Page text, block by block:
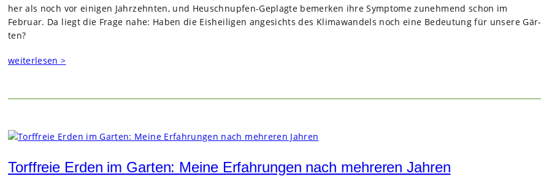
her als noch vor eini­gen Jahr­zehn­ten, und Heu­schnup­fen-Geplagte bemer­ken ihre Sym­ptome zuneh­mend schon im
Februar. Da liegt die Frage nahe: Haben die Eis­hei­li­gen ange­sichts des Kli­ma­wan­dels noch eine Bedeu­tung für unsere Gär­
ten?
weiterlesen >
Torffreie Erden im Garten: Meine Erfahrungen nach mehreren Jahren